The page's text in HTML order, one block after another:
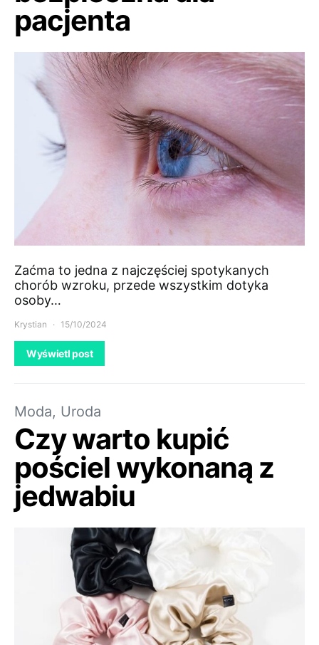
pacjenta
Zaćma to jedna z najczęściej spotykanych
chorób wzroku, przede wszystkim dotyka
osoby…
Krystian 15/10/2024
Wyświetl post
Moda, Uroda
Czy warto kupić
pościel wykonaną z
jedwabiu